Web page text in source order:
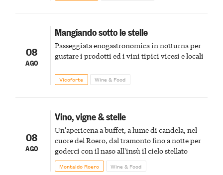
08
AGO
Mangiando sotto le stelle
Passeggiata enogastronomica in notturna per
gustare i prodotti ed i vini tipici vicesi e locali
Vicoforte Wine & Food
08
AGO
Vino, vigne & stelle
Un'apericena a buffet, a lume di candela, nel
cuore del Roero, dal tramonto fino a notte per
goderci con il naso all'insù il cielo stellato
Montaldo Roero Wine & Food